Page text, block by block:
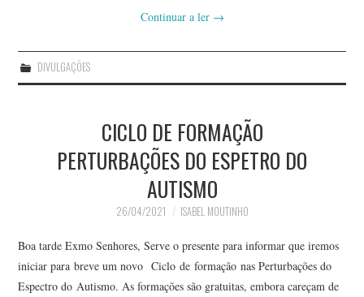
Continuar a ler →
DIVULGAÇÕES
CICLO DE FORMAÇÃO
PERTURBAÇÕES DO ESPETRO DO
AUTISMO
26/04/2021 ISABEL MOUTINHO
Boa tarde Exmo Senhores, Serve o presente para informar que iremos
iniciar para breve um novo Ciclo de formação nas Perturbações do
Espectro do Autismo. As formações são gratuitas, embora careçam de